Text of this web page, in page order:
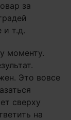
за
и т.д.
моменту.
Это вовсе
сверху
на